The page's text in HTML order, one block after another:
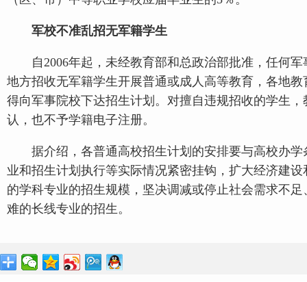
军校不准乱招无军籍学生
自2006年起，未经教育部和总政治部批准，任何军
地方招收无军籍学生开展普通或成人高等教育，各地
得向军事院校下达招生计划。对擅自违规招收的学生
认，也不予学籍电子注册。
据介绍，各普通高校招生计划的安排要与高校办学
业和招生计划执行等实际情况紧密挂钩，扩大经济建
的学科专业的招生规模，坚决调减或停止社会需求不
难的长线专业的招生。